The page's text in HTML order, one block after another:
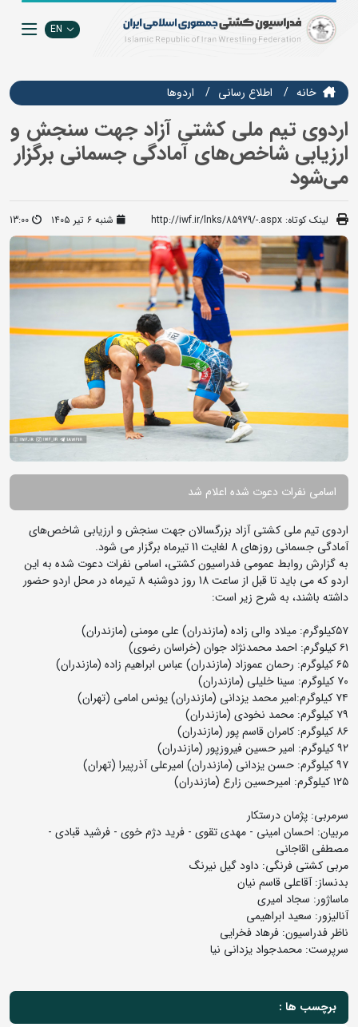
EN
خانه اطلاع رسانی اردوها
اردوی تیم ملی کشتی آزاد جهت سنجش و
ارزیابی شاخص‌های آمادگی جسمانی برگزار
می‌شود
لینک کوتاه: http://iwf.ir/lnks/85979/-.aspx شنبه ۶ تیر ۱۴۰۵ 13:00
اسامی نفرات دعوت شده اعلام شد
اردوى تیم ملى کشتى آزاد بزرگسالان جهت سنجش و ارزیابی شاخص‌های
آمادگی جسمانی روزهای 8 لغایت 11 تیرماه برگزار می شود.
به گزارش روابط عمومی فدراسیون کشتی، اسامی نفرات دعوت شده به این
اردو که می باید تا قبل از ساعت 18 روز دوشنبه 8 تیرماه در محل اردو حضور
داشته باشند، به شرح زیر است:
٥٧کیلوگرم: میلاد والى زاده (مازندران) على مومنی (مازندران)
٦١ کیلوگرم: احمد محمدنژاد جوان (خراسان رضوی)
٦٥ کیلوگرم: رحمان عموزاد (مازندران) عباس ابراهیم زاده (مازندران)
٧٠ کیلوگرم: سینا خلیلى (مازندران)
٧٤ کیلوگرم:امیر محمد یزدانى (مازندران) یونس امامى (تهران)
٧٩ کیلوگرم: محمد نخودى (مازندران)
٨٦ کیلوگرم: کامران قاسم پور (مازندران)
٩٢ کیلوگرم: امیر حسین فیروزپور (مازندران)
٩٧ کیلوگرم: حسن یزدانى (مازندران) امیرعلى آذرپیرا (تهران)
١٢٥ کیلوگرم: امیرحسین زارع (مازندران)
سرمربى: پژمان درستکار
مربیان: احسان امینى - مهدى تقوى - فرید دژم خوى - فرشید قبادى -
مصطفى اقاجانى
مربی کشتی فرنگی: داود گیل نیرنگ
بدنساز: آقاعلى قاسم نیان
ماساژور: سجاد امیرى
آنالیزور: سعید ابراهیمى
ناظر فدراسیون: فرهاد فخرایى
سرپرست: محمدجواد یزدانى نیا
برچسب ها :